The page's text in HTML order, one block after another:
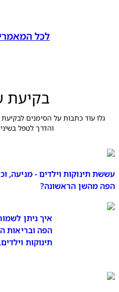
לכל
בקיעת
גלו עוד כתבות על הסימנים
והדרך לטפל
עששת תינוקות וילדים - מניעה,
הפה מהשן הראשונה?
איך ניתן
הפה ובריאות
תינוקות